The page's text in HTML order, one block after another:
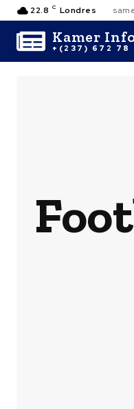
22.8 C Londres
Kamer
+(237) 672 78